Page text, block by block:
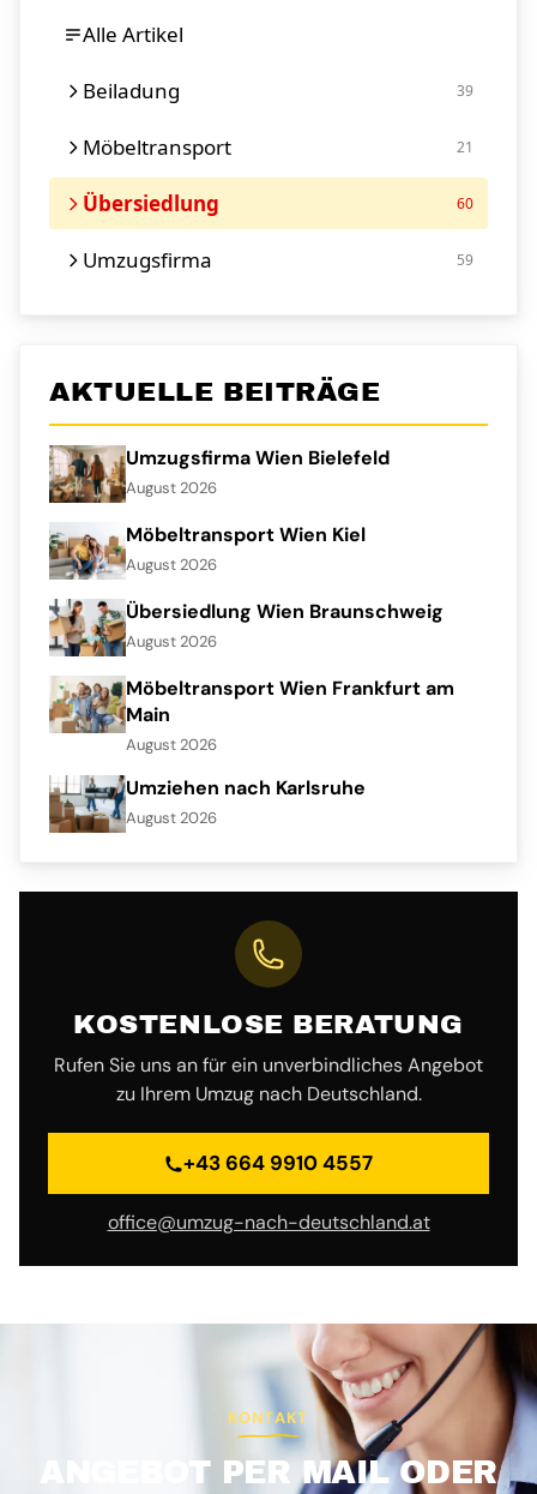
Alle Artikel
Beiladung 39
Möbeltransport 21
Übersiedlung 60
Umzugsfirma 59
AKTUELLE BEITRÄGE
Umzugsfirma Wien Bielefeld
August 2026
Möbeltransport Wien Kiel
August 2026
Übersiedlung Wien Braunschweig
August 2026
Möbeltransport Wien Frankfurt am
Main
August 2026
Umziehen nach Karlsruhe
August 2026
KOSTENLOSE BERATUNG
Rufen Sie uns an für ein unverbindliches Angebot
zu Ihrem Umzug nach Deutschland.
+43 664 9910 4557
office@umzug-nach-deutschland.at
KONTAKT
ANGEBOT PER MAIL ODER